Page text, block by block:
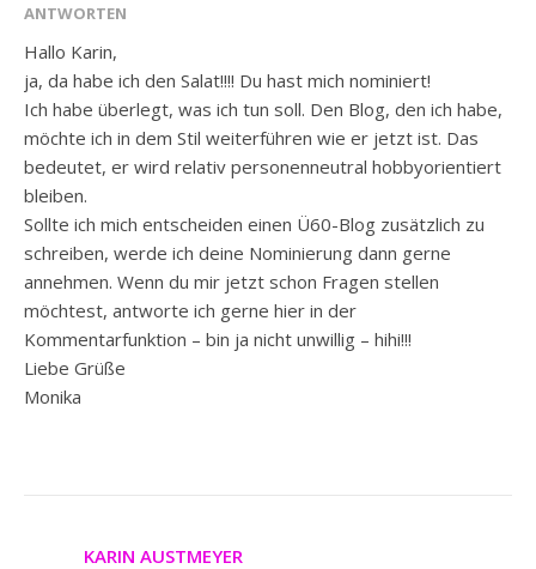
ANTWORTEN
Hallo Karin,
ja, da habe ich den Salat!!!! Du hast mich nominiert!
Ich habe überlegt, was ich tun soll. Den Blog, den ich habe,
möchte ich in dem Stil weiterführen wie er jetzt ist. Das
bedeutet, er wird relativ personenneutral hobbyorientiert
bleiben.
Sollte ich mich entscheiden einen Ü60-Blog zusätzlich zu
schreiben, werde ich deine Nominierung dann gerne
annehmen. Wenn du mir jetzt schon Fragen stellen
möchtest, antworte ich gerne hier in der
Kommentarfunktion – bin ja nicht unwillig – hihi!!!
Liebe Grüße
Monika
KARIN AUSTMEYER